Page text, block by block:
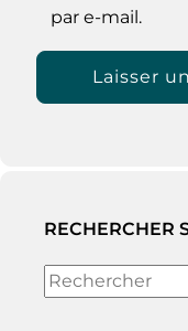
par e-mail.
RECHERCHER
Rechercher